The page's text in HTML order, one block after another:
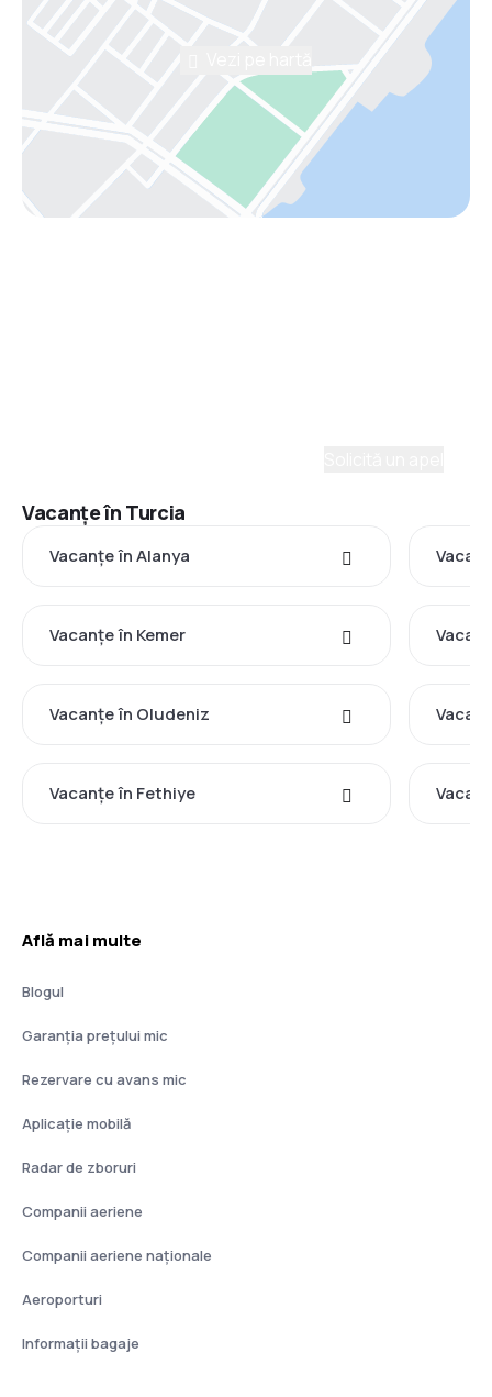
Vacanţe în Turcia
Vacanţe în Alanya
Vacanţe în Kemer
Vacanţe în Oludeniz
Vacanţe în Fethiye
Află mai multe
Blogul
Garanția prețului mic
Rezervare cu avans mic
Aplicație mobilă
Radar de zboruri
Companii aeriene
Companii aeriene naţionale
Aeroporturi
Informații bagaje